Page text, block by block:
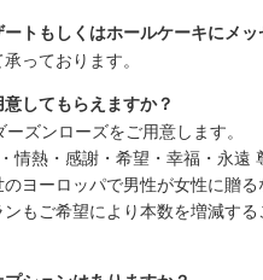
トもしくはホールケーキにメ
っております。
してもらえますか？
ズンローズをご用意します。
情熱・感謝・希望・幸福・永
ヨーロッパで男性が女性に贈る
もご希望により本数を増減す